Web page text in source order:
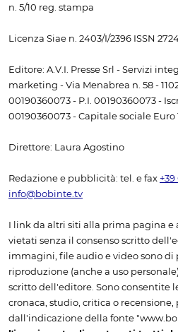
n. 5/10 reg. stampa
Licenza Siae n. 2403/I/2396 ISSN
Editore: A.V.I. Presse Srl - Servizi
marketing - Via Menabrea n. 58 -
00190360073 - P.I. 00190360073 -
00190360073 - Capitale sociale Euro
Direttore: Laura Agostino
Redazione e pubblicità: tel. e fax
info@bobinte.tv
I link da altri siti alla prima pagina e
vietati senza il consenso scritto
immagini, file audio e video sono di
riproduzione (anche a uso
scritto dell'editore. Sono consentite
cronaca, studio, critica o
dall'indicazione della fonte